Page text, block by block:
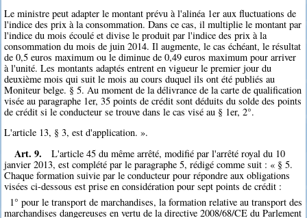
Le ministre peut adapter le montant prévu à l'alinéa 1er aux fluctuations de
l'indice des prix à la consommation. Dans ce cas, il multiplie le montant par
l'indice du mois écoulé et divise le produit par l'indice des prix à la
consommation du mois de juin 2014. Il augmente, le cas échéant, le résultat
de 0,5 euros maximum ou le diminue de 0,49 euros maximum pour arriver
à l'unité. Les montants adaptés entrent en vigueur le premier jour du
deuxième mois qui suit le mois au cours duquel ils ont été publiés au
Moniteur belge. § 5. Au moment de la délivrance de la carte de qualification
visée au paragraphe 1er, 35 points de crédit sont déduits du solde des points
de crédit si le conducteur se trouve dans le cas visé au § 1er, 2°.
L'article 13, § 3, est d'application. ».
Art. 9.
L'article 45 du même arrêté, modifié par l'arrêté royal du 10
janvier 2013, est complété par le paragraphe 5, rédigé comme suit : « § 5.
Chaque formation suivie par le conducteur pour répondre aux obligations
visées ci-dessous est prise en considération pour sept points de crédit :
1° pour le transport de marchandises, la formation relative au transport des
marchandises dangereuses en vertu de la directive 2008/68/CE du Parlement